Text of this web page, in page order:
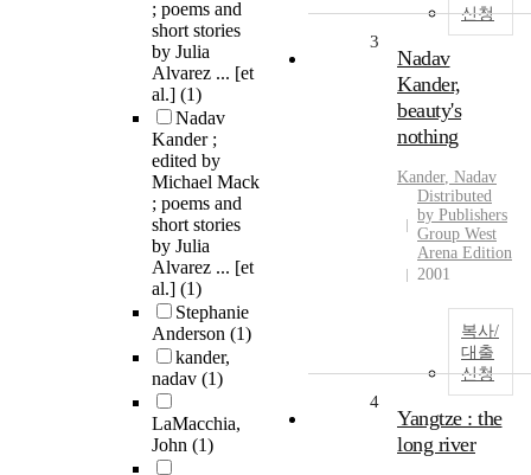
; poems and
short stories
by Julia
Alvarez ... [et
al.] (1)
Nadav
Kander ;
edited by
Michael Mack
; poems and
short stories
by Julia
Alvarez ... [et
al.] (1)
Stephanie
Anderson (1)
kander,
nadav (1)
LaMacchia,
John (1)
신청
3
Nadav
Kander,
beauty's
nothing
Kander, Nadav
Distributed
by Publishers
Group West
Arena Edition
2001
복사/
대출
신청
4
Yangtze : the
long river